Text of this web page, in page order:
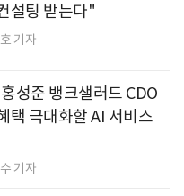
설팅 받는다"
기자
성준 뱅크샐러드 CDO
택 극대화할 AI 서비스
기자